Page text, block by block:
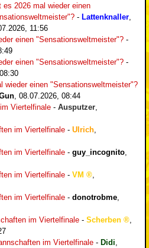
es 2026 mal wieder einen
- Lattenknaller
11:56
einen "Sensationsweltmeister"? -
einen "Sensationsweltmeister"? -
wieder einen "Sensationsweltmeister"?
08.07.2026, 08:44
Viertelfinale - Ausputzer
im Viertelfinale - Ulrich
im Viertelfinale - guy_incognito
im Viertelfinale - VM
im Viertelfinale - donotrobme
im Viertelfinale - Scherben
im Viertelfinale - Didi